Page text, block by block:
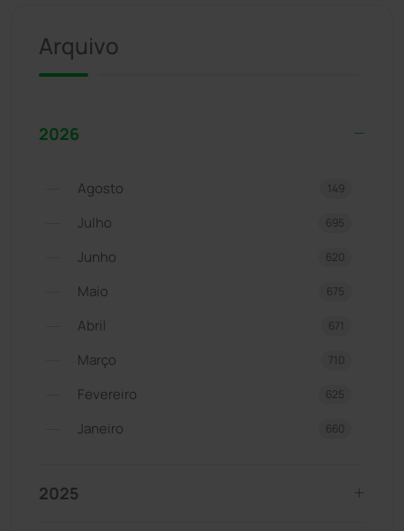
Arquivo
2026
Agosto 149
Julho 695
Junho 620
Maio 675
Abril 671
Março 710
Fevereiro 625
Janeiro 660
2025